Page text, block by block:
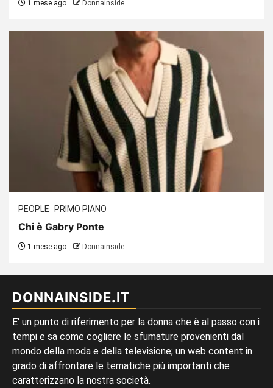
1 mese ago Donnainside
PEOPLE PRIMO PIANO
Chi è Gabry Ponte
1 mese ago Donnainside
DONNAINSIDE.IT
E' un punto di riferimento per la donna che è al passo con i
tempi e sa come cogliere le sfumature provenienti dal
mondo della moda e della televisione; un web content in
grado di affrontare le tematiche più importanti che
caratterizzano la nostra società.